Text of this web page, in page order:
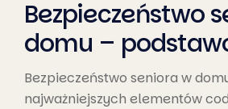
Bezpieczeństwo
domu –
zasady opieki
Bezpieczeństwo seniora w
najważniejszych elementów